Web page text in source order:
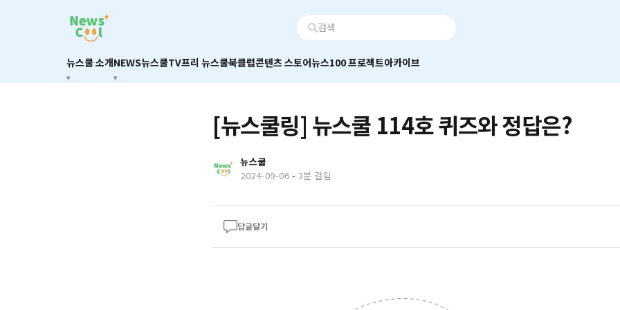
뉴스쿨 소개NEWS뉴스쿨TV프리 뉴스쿨북클럽콘텐츠 스토어뉴스100 프로젝트아카이브
[뉴스쿨링] 뉴스쿨 114호 퀴즈와 정답은?
뉴스쿨
2024-09-06 - 3분 걸림
답글달기